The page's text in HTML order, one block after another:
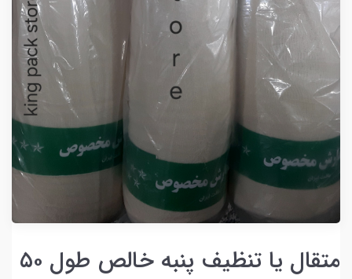
متقال یا تنظیف پنبه‌ خالص طول ۵۰